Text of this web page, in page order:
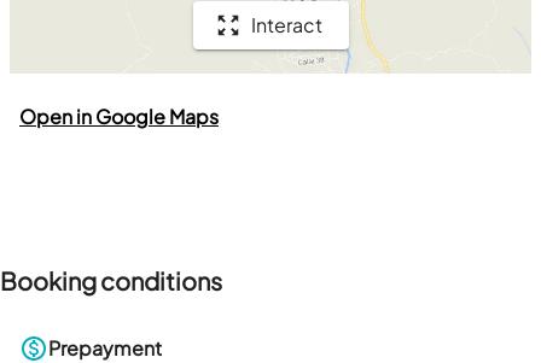
Interact
Open in Google Maps
Booking conditions
Prepayment